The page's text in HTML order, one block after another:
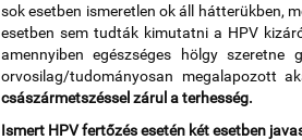
sok esetben ismeretlen ok áll hátterükben,
esetben sem tudták kimutatni a HPV
amennyiben egészséges hölgy
orvosilag/tudományosan megalapozott
császármetszéssel zárul a terhesség.
Ismert HPV fertőzés esetén két esetben